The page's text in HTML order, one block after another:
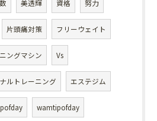
美透輝 資格 努力
片頭痛対策 フリーウェイト
ングマシン Vs
ルトレーニング エステジム
wamtipofday